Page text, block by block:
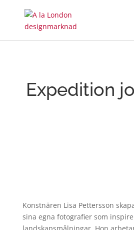
Expedition
Konstnären Lisa Pettersson
sina egna fotografier som